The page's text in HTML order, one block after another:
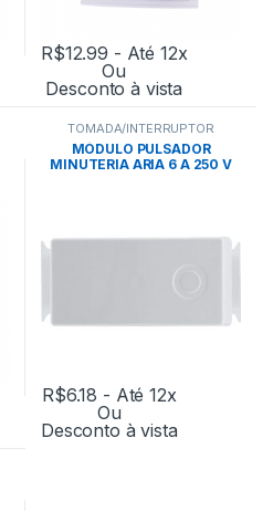
R$12.99 - Até 12x
Ou
Desconto à vista
TOMADA/INTERRUPTOR
MÓDULO PULSADOR
MINUTERIA ARIA 6 A 250 V
R$6.18 - Até 12x
Ou
Desconto à vista